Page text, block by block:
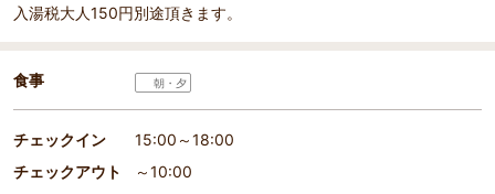
入湯税大人150円別途頂きます。
食事 朝・夕
チェックイン
15:00～18:00
チェックアウト
～10:00